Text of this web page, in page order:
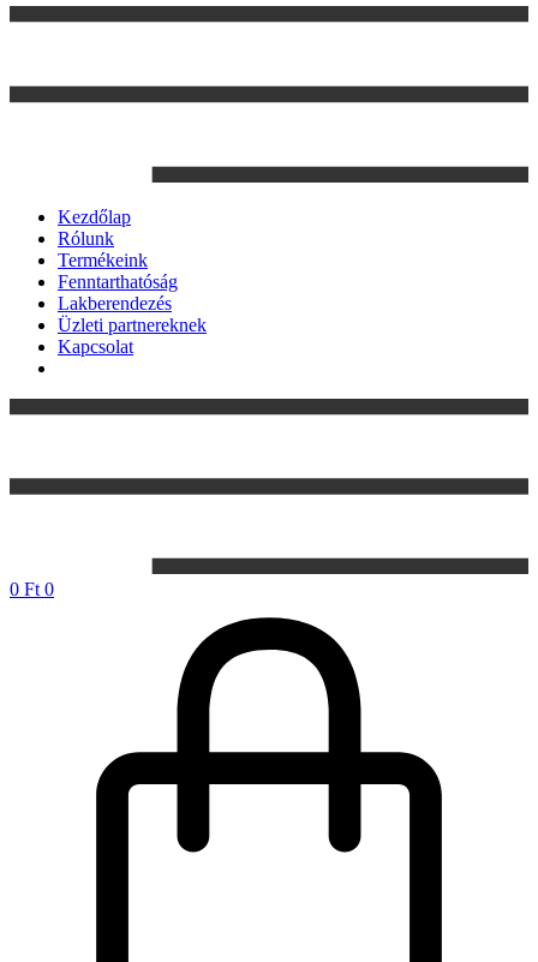
Kezdőlap
Rólunk
Termékeink
Fenntarthatóság
Lakberendezés
Üzleti partnereknek
Kapcsolat
0 Ft 0